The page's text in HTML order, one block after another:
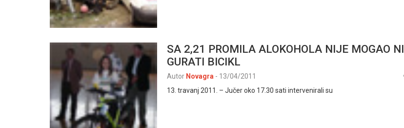
SA 2,21 PROMILA ALOKOHOLA NIJE MOGAO NI
GURATI BICIKL
Autor Novagra - 13/04/2011
13. travanj 2011. – Jučer oko 17.30 sati intervenirali su